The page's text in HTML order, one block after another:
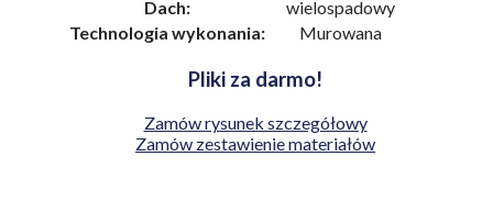
Dach:
wielospadowy
Technologia wykonania:
Murowana
Pliki za darmo!
Zamów rysunek szczegółowy
Zamów zestawienie materiałów